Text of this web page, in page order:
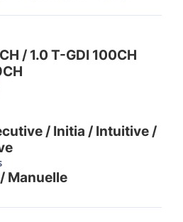
/ 1.0 T-GDI 100CH
/ Initia / Intuitive /
Manuelle